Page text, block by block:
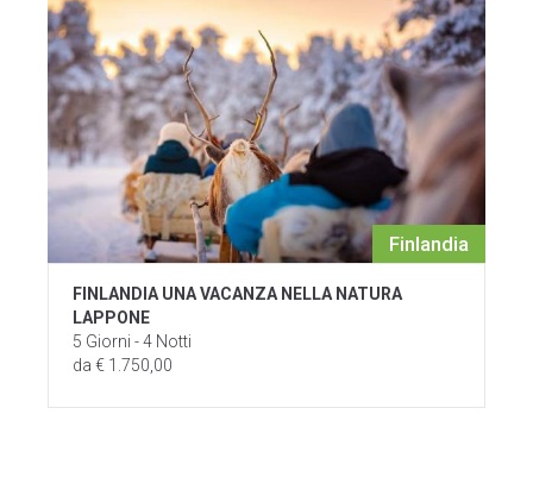
Finlandia
FINLANDIA UNA VACANZA NELLA NATURA
LAPPONE
5 Giorni - 4 Notti
da € 1.750,00